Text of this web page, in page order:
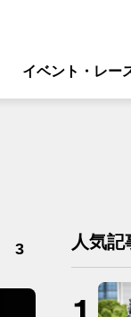
イベント・レー
3 人気